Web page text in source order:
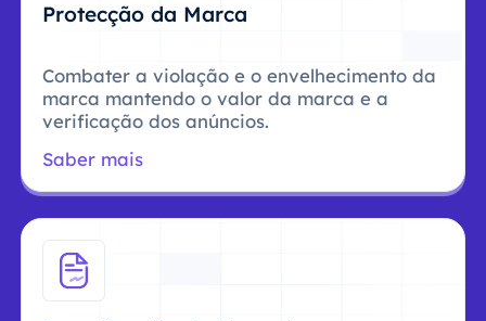
Protecção da Marca
Combater a violação e o envelhecimento da
marca mantendo o valor da marca e a
verificação dos anúncios.
Saber mais